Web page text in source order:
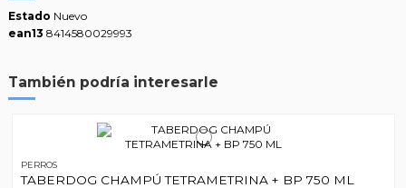
Estado Nuevo
ean13 8414580029993
También podría interesarle
PERROS
TABERDOG CHAMPÚ TETRAMETRINA + BP 750 ML